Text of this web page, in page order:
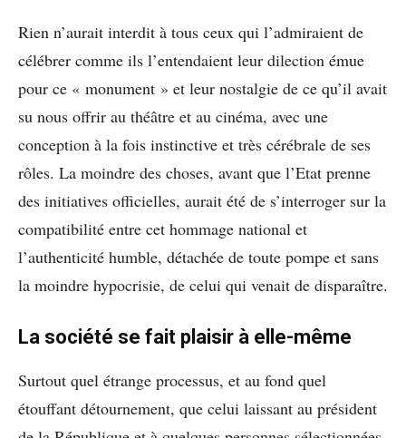
Rien n’aurait interdit à tous ceux qui l’admiraient de
célébrer comme ils l’entendaient leur dilection émue
pour ce « monument » et leur nostalgie de ce qu’il avait
su nous offrir au théâtre et au cinéma, avec une
conception à la fois instinctive et très cérébrale de ses
rôles. La moindre des choses, avant que l’Etat prenne
des initiatives officielles, aurait été de s’interroger sur la
compatibilité entre cet hommage national et
l’authenticité humble, détachée de toute pompe et sans
la moindre hypocrisie, de celui qui venait de disparaître.
La société se fait plaisir à elle-même
Surtout quel étrange processus, et au fond quel
étouffant détournement, que celui laissant au président